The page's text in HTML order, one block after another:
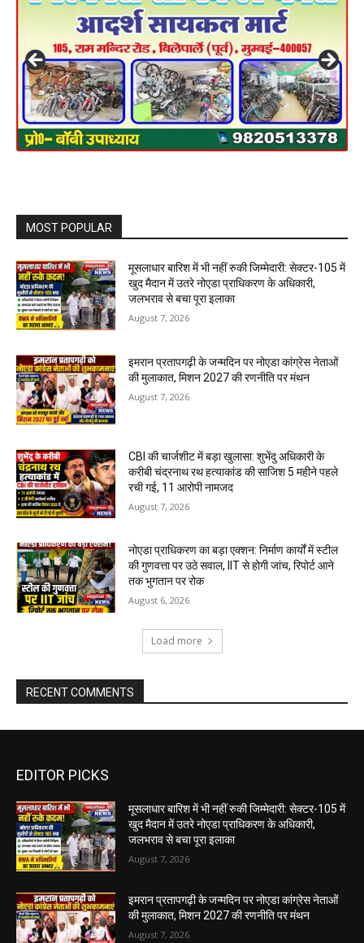
MOST POPULAR
मूसलाधार बारिश में भी नहीं रुकी जिम्मेदारी: सेक्टर-105 में
खुद मैदान में उतरे नोएडा प्राधिकरण के अधिकारी,
जलभराव से बचा पूरा इलाका
August 7, 2026
इमरान प्रतापगढ़ी के जन्मदिन पर नोएडा कांग्रेस नेताओं
की मुलाकात, मिशन 2027 की रणनीति पर मंथन
August 7, 2026
CBI की चार्जशीट में बड़ा खुलासा: शुभेंदु अधिकारी के
करीबी चंद्रनाथ रथ हत्याकांड की साजिश 5 महीने पहले
रची गई, 11 आरोपी नामजद
August 7, 2026
नोएडा प्राधिकरण का बड़ा एक्शन: निर्माण कार्यों में स्टील
की गुणवत्ता पर उठे सवाल, IIT से होगी जांच, रिपोर्ट आने
तक भुगतान पर रोक
August 6, 2026
Load more
RECENT COMMENTS
EDITOR PICKS
मूसलाधार बारिश में भी नहीं रुकी जिम्मेदारी: सेक्टर-105 में
खुद मैदान में उतरे नोएडा प्राधिकरण के अधिकारी,
जलभराव से बचा पूरा इलाका
August 7, 2026
इमरान प्रतापगढ़ी के जन्मदिन पर नोएडा कांग्रेस नेताओं
की मुलाकात, मिशन 2027 की रणनीति पर मंथन
August 7, 2026